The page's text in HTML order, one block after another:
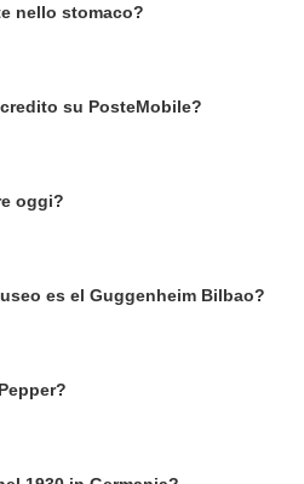
nello stomaco?
su PosteMobile?
oggi?
es el Guggenheim Bilbao?